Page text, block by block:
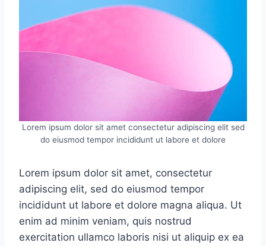
Lorem ipsum dolor sit amet consectetur adipiscing elit sed
do eiusmod tempor incididunt ut labore et dolore
Lorem ipsum dolor sit amet, consectetur
adipiscing elit, sed do eiusmod tempor
incididunt ut labore et dolore magna aliqua. Ut
enim ad minim veniam, quis nostrud
exercitation ullamco laboris nisi ut aliquip ex ea